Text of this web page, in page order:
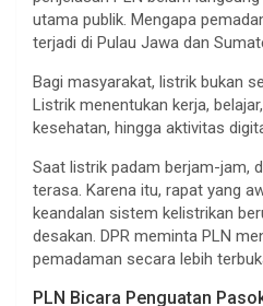
utama publik. Mengapa
terjadi di Pulau Jawa dan
Bagi masyarakat, listrik bukan
Listrik menentukan kerja,
kesehatan, hingga aktivitas
Saat listrik padam berjam-jam,
terasa. Karena itu, rapat yang
keandalan sistem kelistrikan
desakan. DPR meminta PLN
pemadaman secara lebih
PLN Bicara Penguatan